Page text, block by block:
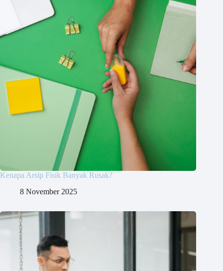
Kenapa Arsip Fisik Banyak Rusak?
8 November 2025